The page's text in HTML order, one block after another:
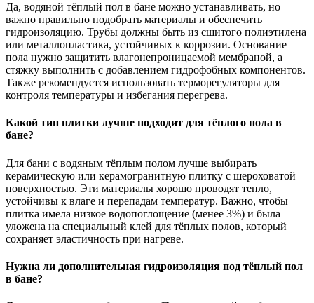
Да, водяной тёплый пол в бане можно устанавливать, но
важно правильно подобрать материалы и обеспечить
гидроизоляцию. Трубы должны быть из сшитого полиэтилена
или металлопластика, устойчивых к коррозии. Основание
пола нужно защитить влагонепроницаемой мембраной, а
стяжку выполнить с добавлением гидрофобных компонентов.
Также рекомендуется использовать терморегуляторы для
контроля температуры и избегания перегрева.
Какой тип плитки лучше подходит для тёплого пола в
бане?
Для бани с водяным тёплым полом лучше выбирать
керамическую или керамогранитную плитку с шероховатой
поверхностью. Эти материалы хорошо проводят тепло,
устойчивы к влаге и перепадам температур. Важно, чтобы
плитка имела низкое водопоглощение (менее 3%) и была
уложена на специальный клей для тёплых полов, который
сохраняет эластичность при нагреве.
Нужна ли дополнительная гидроизоляция под тёплый пол
в бане?